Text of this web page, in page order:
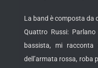
La band è composta
Quattro Russi:
bassista, mi
dell’armata rossa, roba